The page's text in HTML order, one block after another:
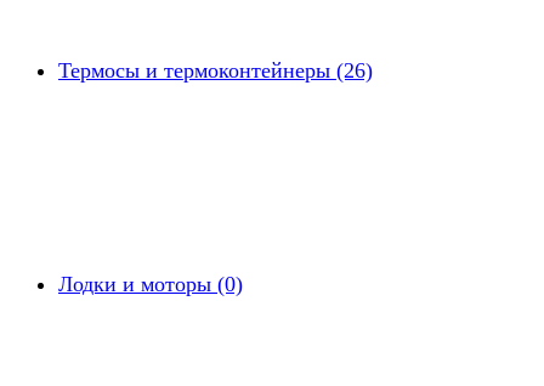
Термосы и термоконтейнеры (26)
Лодки и моторы (0)